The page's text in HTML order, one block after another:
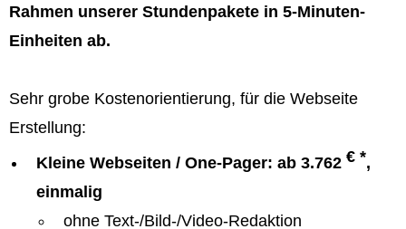
Rahmen unserer Stundenpakete in 5-Minuten-
Einheiten ab.
Sehr grobe Kostenorientierung, für die Webseite
Erstellung:
Kleine Webseiten / One-Pager: ab 3.762 € *,
einmalig
ohne Text-/Bild-/Video-Redaktion